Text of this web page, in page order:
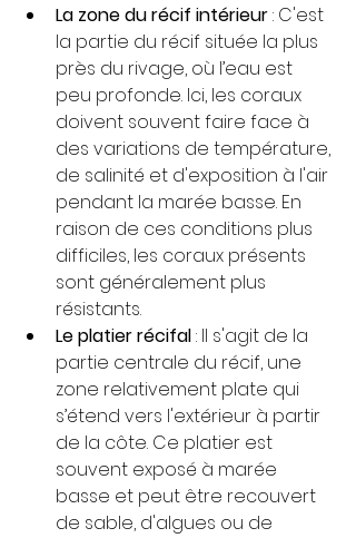
La zone du récif intérieur : C'est
la partie du récif située la plus
près du rivage, où l’eau est
peu profonde. Ici, les coraux
doivent souvent faire face à
des variations de température,
de salinité et d'exposition à l'air
pendant la marée basse. En
raison de ces conditions plus
difficiles, les coraux présents
sont généralement plus
résistants.
Le platier récifal : Il s'agit de la
partie centrale du récif, une
zone relativement plate qui
s’étend vers l'extérieur à partir
de la côte. Ce platier est
souvent exposé à marée
basse et peut être recouvert
de sable, d'algues ou de